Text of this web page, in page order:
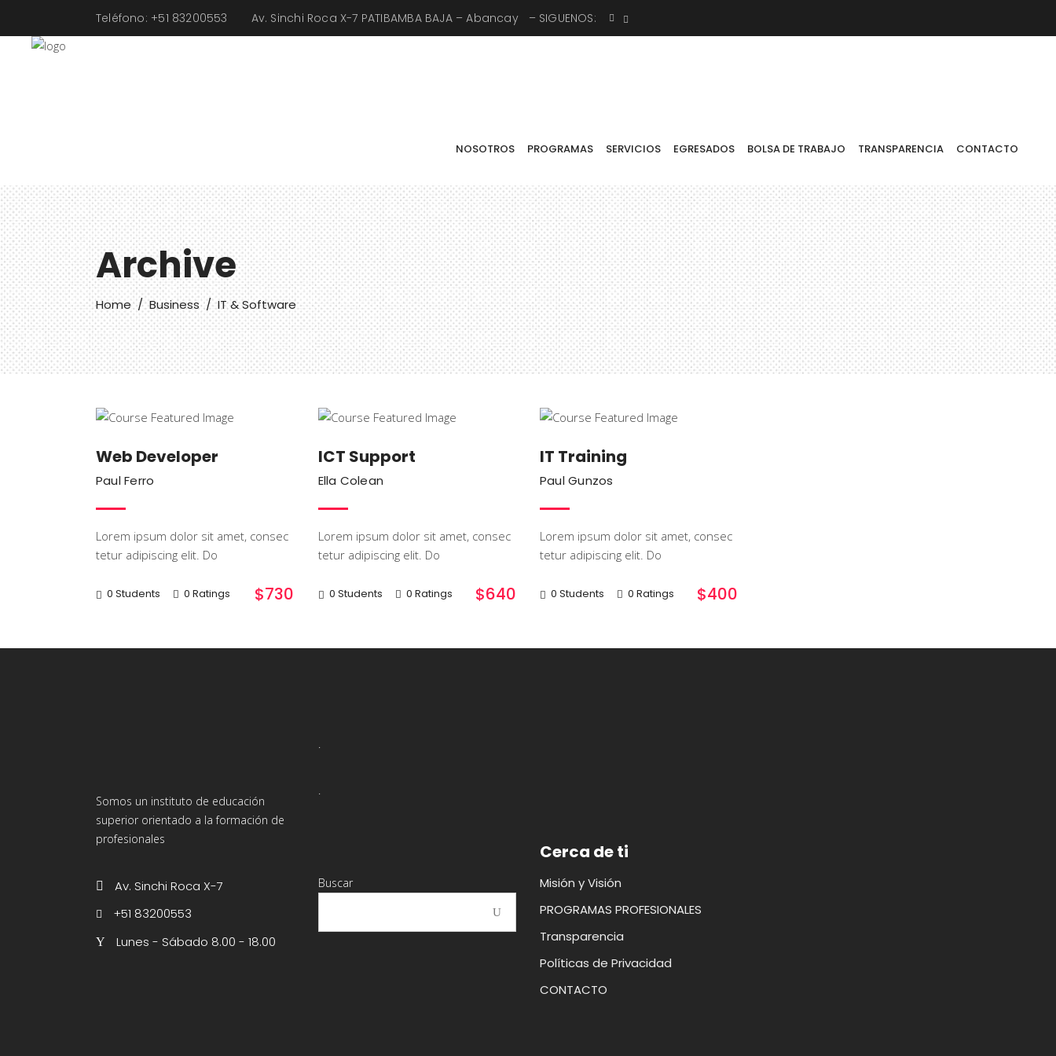
Teléfono: +51 83200553 Av. Sinchi Roca X-7 PATIBAMBA BAJA – Abancay – SIGUENOS:
NOSOTROS PROGRAMAS SERVICIOS EGRESADOS BOLSA DE TRABAJO TRANSPARENCIA CONTACTO
SERVICIOS
Archive
Home/Business/IT & Software
Web Developer
Paul Ferro
Lorem ipsum dolor sit amet, consec
tetur adipiscing elit. Do
0 Students 0 Ratings $730
ICT Support
Ella Colean
Lorem ipsum dolor sit amet, consec
tetur adipiscing elit. Do
0 Students 0 Ratings $640
IT Training
Paul Gunzos
Lorem ipsum dolor sit amet, consec
tetur adipiscing elit. Do
0 Students 0 Ratings $400
Somos un instituto de educación
superior orientado a la formación de
profesionales
Av. Sinchi Roca X-7
+51 83200553
Lunes - Sábado 8.00 - 18.00
.
.
Buscar
Cerca de ti
Misión y Visión
PROGRAMAS PROFESIONALES
Transparencia
Políticas de Privacidad
CONTACTO